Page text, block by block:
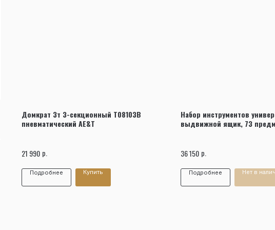
Домкрат 3т 3-секционный T08103B
пневматический AE&T
21 990 р.
Подробнее Купить
Набор инструментов
выдвижной ящик, 73
36 150 р.
Подробнее Нет в